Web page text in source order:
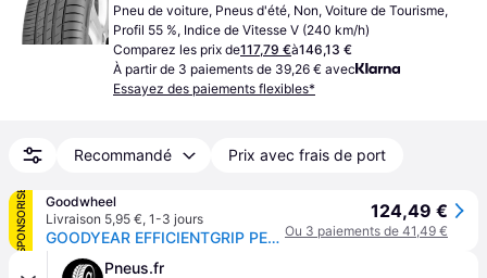
Pneu de voiture, Pneus d'été, Non, Voiture de Tourisme,
Profil 55 %, Indice de Vitesse V (240 km/h)
Comparez les prix de117,79 €à146,13 €
À partir de 3 paiements de 39,26 € avec
Essayez des paiements flexibles*
Recommandé Prix avec frais de port
SPONSORISÉ
Goodwheel
Livraison 5,95 €, 1-3 jours
GOODYEAR EFFICIENTGRIP PERFORMANCE 205/55R17 91V BSW
124,49 €
Ou 3 paiements de 41,49 €
Pneus.fr